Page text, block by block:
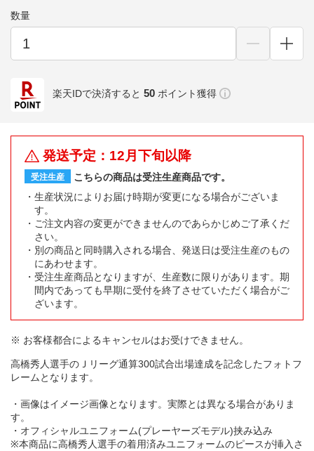
数量
楽天IDで決済すると 50 ポイント獲得
発送予定：12月下旬以降
受注生産
こちらの商品は受注生産商品です。
生産状況によりお届け時期が変更になる場合がございま
す。
ご注文内容の変更ができませんのであらかじめご了承くだ
さい。
別の商品と同時購入される場合、発送日は受注生産のもの
にあわせます。
受注生産商品となりますが、生産数に限りがあります。期
間内であっても早期に受付を終了させていただく場合がご
ざいます。
※ お客様都合によるキャンセルはお受けできません。
高橋秀人選手のＪリーグ通算300試合出場達成を記念したフォトフ
レームとなります。
・画像はイメージ画像となります。実際とは異なる場合がありま
す。
・オフィシャルユニフォーム(プレーヤーズモデル)挟み込み
※本商品に高橋秀人選手の着用済みユニフォームのピースが挿入さ